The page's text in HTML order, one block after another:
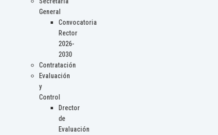
General
Convocatoria
Rector
2026-
2030
Contratación
Evaluación
y
Control
Drector
de
Evaluación